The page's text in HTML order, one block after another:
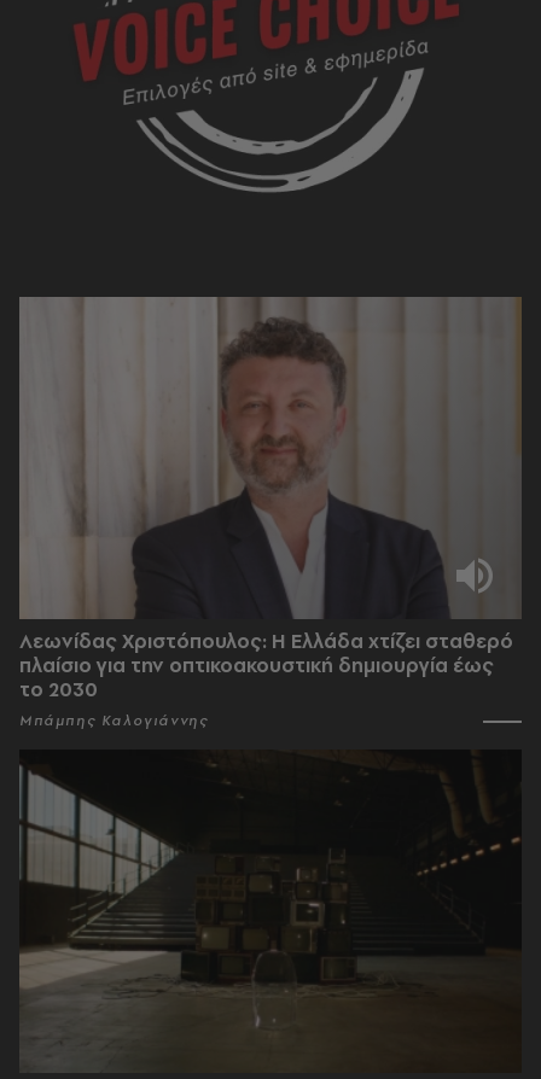
Λεωνίδας Χριστόπουλος: Η Ελλάδα χτίζει σταθερό
πλαίσιο για την οπτικοακουστική δημιουργία έως
το 2030
Μπάμπης Καλογιάννης